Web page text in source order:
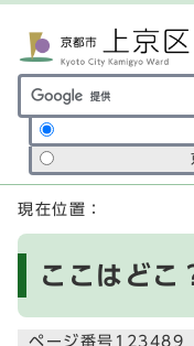
サイト内検索の範囲
ここから本文です
現在位置：
ここはどこ
ページ番号123489